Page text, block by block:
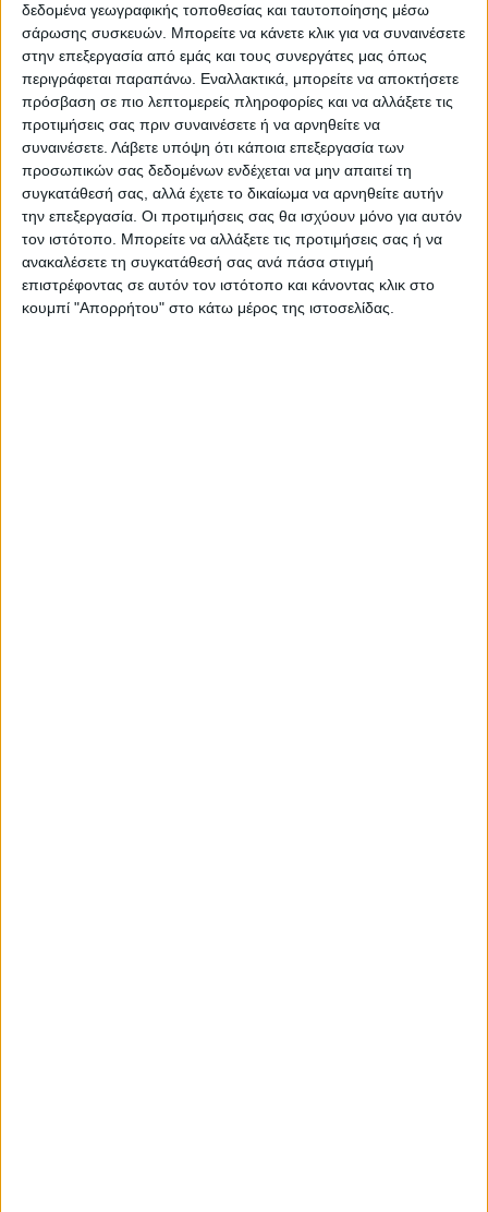
δεδομένα γεωγραφικής τοποθεσίας και ταυτοποίησης μέσω
σάρωσης συσκευών. Μπορείτε να κάνετε κλικ για να συναινέσετε
στην επεξεργασία από εμάς και τους συνεργάτες μας όπως
περιγράφεται παραπάνω. Εναλλακτικά, μπορείτε να αποκτήσετε
πρόσβαση σε πιο λεπτομερείς πληροφορίες και να αλλάξετε τις
προτιμήσεις σας πριν συναινέσετε ή να αρνηθείτε να
συναινέσετε. Λάβετε υπόψη ότι κάποια επεξεργασία των
προσωπικών σας δεδομένων ενδέχεται να μην απαιτεί τη
συγκατάθεσή σας, αλλά έχετε το δικαίωμα να αρνηθείτε αυτήν
την επεξεργασία. Οι προτιμήσεις σας θα ισχύουν μόνο για αυτόν
τον ιστότοπο. Μπορείτε να αλλάξετε τις προτιμήσεις σας ή να
ανακαλέσετε τη συγκατάθεσή σας ανά πάσα στιγμή
επιστρέφοντας σε αυτόν τον ιστότοπο και κάνοντας κλικ στο
κουμπί "Απορρήτου" στο κάτω μέρος της ιστοσελίδας.
ΝΕΟΣ ΑΓΩΝ
https://neosagon.gr
Η Αρχαιότερη Καθημερινή Πρωινή Εφημερίδα της Καρδίτσας
ΠΑΡΟΜΟΙΑ ΑΡΘΡΑ